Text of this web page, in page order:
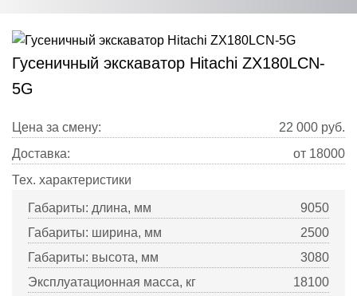
Гусеничный экскаватор Hitachi ZX180LCN-
5G
Цена за смену: 22 000 руб.
Доставка:
от 18000
Тех. характеристики
Габариты: длина, мм
9050
Габариты: ширина, мм
2500
Габариты: высота, мм
3080
Эксплуатационная масса, кг
18100